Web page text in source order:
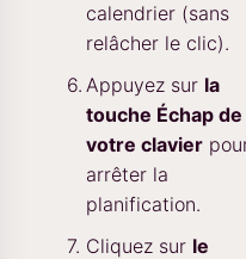
calendrier (sans
relâcher le clic).
Appuyez sur la
touche Échap de
votre clavier
arrêter la
planification.
Cliquez sur le